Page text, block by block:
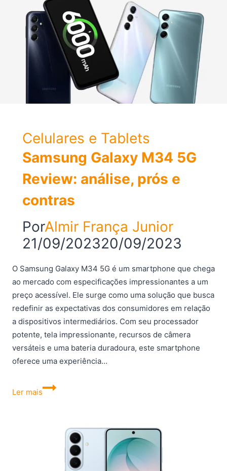
A32
5G
Celulares e Tablets
Samsung Galaxy M34 5G
Review: análise, prós e
contras
PorAlmir França Junior
21/09/202320/09/2023
O Samsung Galaxy M34 5G é um smartphone que chega
ao mercado com especificações impressionantes a um
preço acessível. Ele surge como uma solução que busca
redefinir as expectativas dos consumidores em relação
a dispositivos intermediários. Com seu processador
potente, tela impressionante, recursos de câmera
versáteis e uma bateria duradoura, este smartphone
oferece uma experiência…
Ler mais
Samsung
Review: